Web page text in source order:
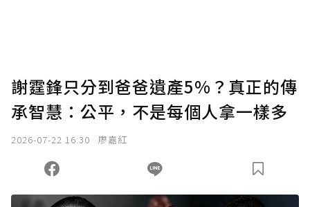
謝霆鋒只分到爸爸遺產5%？真正的傳
承智慧：公平，不是每個人拿一樣多
2026-07-22 16:30 廖嘉紅